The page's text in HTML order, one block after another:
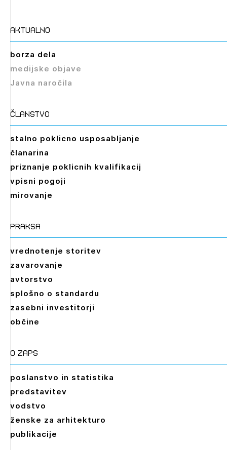
aktualno
borza dela
medijske objave
Javna naročila
članstvo
stalno poklicno usposabljanje
članarina
priznanje poklicnih kvalifikacij
vpisni pogoji
mirovanje
praksa
vrednotenje storitev
zavarovanje
avtorstvo
splošno o standardu
zasebni investitorji
občine
O zaps
poslanstvo in statistika
predstavitev
vodstvo
ženske za arhitekturo
publikacije